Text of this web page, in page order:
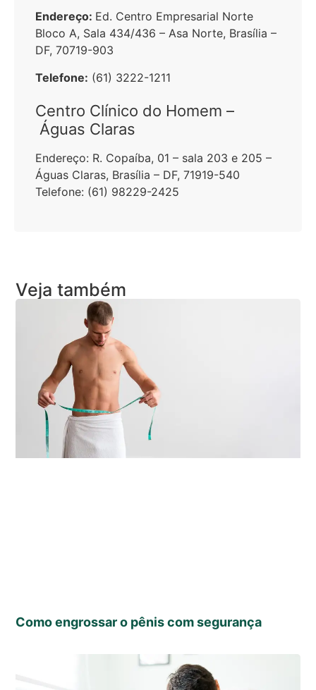
Endereço: Ed. Centro Empresarial Norte
Bloco A, Sala 434/436 – Asa Norte, Brasília –
DF, 70719-903
Telefone: (61) 3222-1211
Centro Clínico do Homem –
Águas Claras
Endereço: R. Copaíba, 01 – sala 203 e 205 –
Águas Claras, Brasília – DF, 71919-540
Telefone: (61) 98229-2425
Veja também
Como engrossar o pênis com segurança